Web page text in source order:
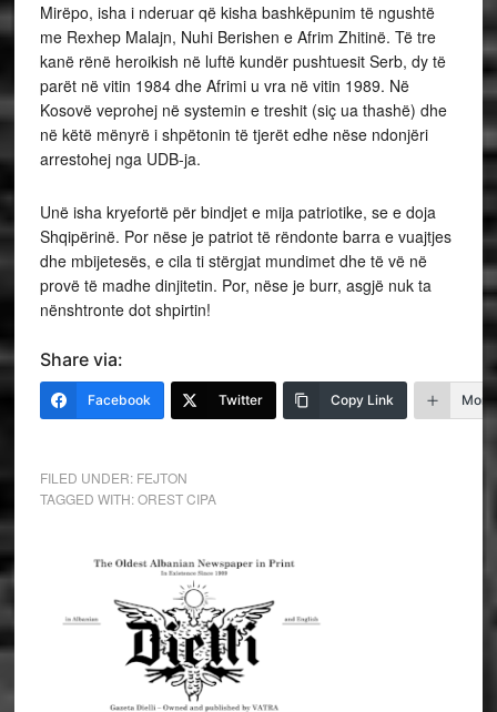
Mirëpo, isha i nderuar që kisha bashkëpunim të ngushtë
me Rexhep Malajn, Nuhi Berishen e Afrim Zhitinë. Të tre
kanë rënë heroikish në luftë kundër pushtuesit Serb, dy të
parët në vitin 1984 dhe Afrimi u vra në vitin 1989. Në
Kosovë veprohej në systemin e treshit (siç ua thashë) dhe
në këtë mënyrë i shpëtonin të tjerët edhe nëse ndonjëri
arrestohej nga UDB-ja.
Unë isha kryefortë për bindjet e mija patriotike, se e doja
Shqipërinë. Por nëse je patriot të rëndonte barra e vuajtjes
dhe mbijetesës, e cila ti stërgjat mundimet dhe të vë në
provë të madhe dinjitetin. Por, nëse je burr, asgjë nuk ta
nënshtronte dot shpirtin!
Share via:
Facebook Twitter Copy Link More
FILED UNDER: FEJTON
TAGGED WITH:OREST CIPA